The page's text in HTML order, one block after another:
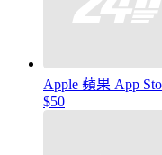
Apple 蘋果 App
$50